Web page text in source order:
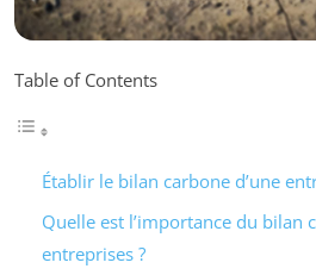
Table of Contents
Établir le bilan carbone d’une
Quelle est l’importance du bilan
entreprises ?